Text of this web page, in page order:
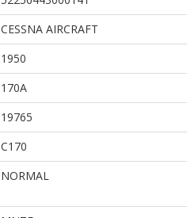
CESSNA AIRCRAFT
1950
170A
19765
C170
NORMAL